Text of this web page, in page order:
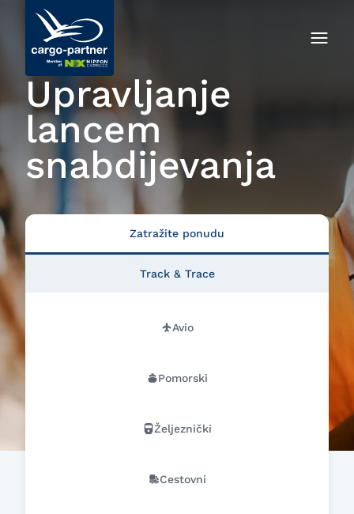
Upravljanje
lancem
snabdijevanja
Zatražite ponudu
Avio
Pomorski
Željeznički
Cestovni
Track & Trace